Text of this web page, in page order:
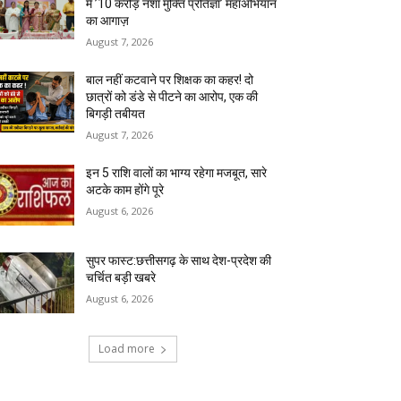
में ’10 करोड़ नशा मुक्ति प्रतिज्ञा’ महाअभियान
का आगाज़
August 7, 2026
बाल नहीं कटवाने पर शिक्षक का कहर! दो
छात्रों को डंडे से पीटने का आरोप, एक की
बिगड़ी तबीयत
August 7, 2026
इन 5 राशि वालों का भाग्य रहेगा मजबूत, सारे
अटके काम होंगे पूरे
August 6, 2026
सुपर फास्ट:छत्तीसगढ़ के साथ देश-प्रदेश की
चर्चित बड़ी खबरे
August 6, 2026
Load more